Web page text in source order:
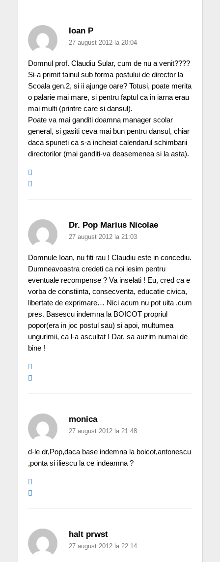
Ioan P
27 august 2012 la 20:04
Domnul prof. Claudiu Sular, cum de nu a venit????
Si-a primit tainul sub forma postului de director la
Scoala gen.2, si ii ajunge oare? Totusi, poate merita
o palarie mai mare, si pentru faptul ca in iarna erau
mai multi (printre care si dansul).
Poate va mai ganditi doamna manager scolar
general, si gasiti ceva mai bun pentru dansul, chiar
daca spuneti ca s-a incheiat calendarul schimbarii
directorilor (mai ganditi-va deasemenea si la asta).
Dr. Pop Marius Nicolae
27 august 2012 la 21:03
Domnule Ioan, nu fiti rau ! Claudiu este in concediu.
Dumneavoastra credeti ca noi iesim pentru
eventuale recompense ? Va inselati ! Eu, cred ca e
vorba de constiinta, consecventa, educatie civica,
libertate de exprimare… Nici acum nu pot uita ,cum
pres. Basescu indemna la BOICOT propriul
popor(era in joc postul sau) si apoi, multumea
ungurimii, ca l-a ascultat ! Dar, sa auzim numai de
bine !
monica
27 august 2012 la 21:48
d-le dr,Pop,daca base indemna la boicot,antonescu
,ponta si iliescu la ce indeamna ?
halt prwst
27 august 2012 la 22:14